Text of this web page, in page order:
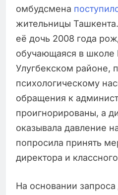
омбудсмена
жительницы
её дочь 2008 года
обучающаяся в
Улугбекском районе,
психологическому
обращения к
проигнорированы, а
оказывала давление
попросила принять
директора и
На основании запроса